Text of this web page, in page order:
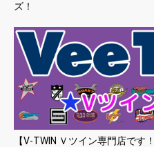
ズ！
【V-TWIN Ｖツイン専門店です